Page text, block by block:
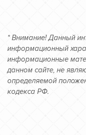
* Внимание! Данный
информационный
информационные
данном сайте, не
определяемой
кодекса РФ.